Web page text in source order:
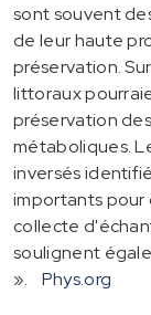
sont souvent
de leur haute
préservation.
littoraux
préservation
métaboliques.
inversés
importants pour
collecte
soulignent
».
Phys.org